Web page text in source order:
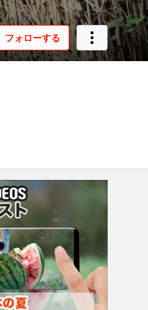
フォローする